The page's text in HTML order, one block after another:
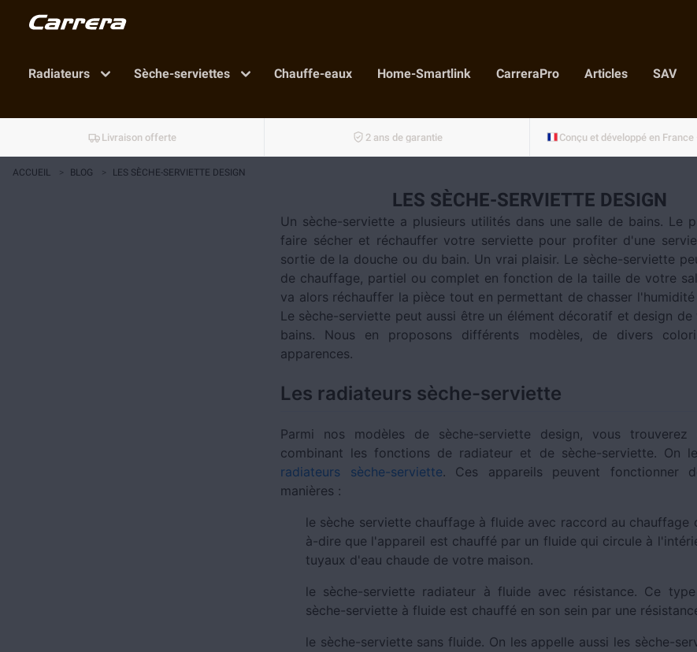
Radiateurs Sèche-serviettes Chauffe-eaux Home-Smartlink CarreraPro Articles SAV
Livraison offerte 2 ans de garantie
ACCUEIL > BLOG > LES SÈCHE-SERVIETTE DESIGN
LES SÈCHE-SERVIETTE DESIGN
Un sèche-serviette a plusieurs utilités dans une salle de bains. Le
faire sécher et réchauffer votre serviette pour profiter d'une
sortie de la douche ou du bain. Un vrai plaisir. Le sèche-serviette
de chauffage, partiel ou complet en fonction de la taille de votre
va alors réchauffer la pièce tout en permettant de chasser
Le sèche-serviette peut aussi être un élément décoratif et design de
bains. Nous en proposons différents modèles, de divers
apparences.
Les radiateurs sèche-serviette
Parmi nos modèles de sèche-serviette design, vous trouverez
combinant les fonctions de radiateur et de sèche-serviette. On
radiateurs sèche-serviette. Ces appareils peuvent fonctionner
manières :
le sèche serviette chauffage à fluide avec raccord au chauffage
à-dire que l'appareil est chauffé par un fluide qui circule à
tuyaux d'eau chaude de votre maison.
le sèche-serviette radiateur à fluide avec résistance. Ce
sèche-serviette à fluide est chauffé en son sein par une
le sèche-serviette sans fluide. On les appelle aussi les sèche-